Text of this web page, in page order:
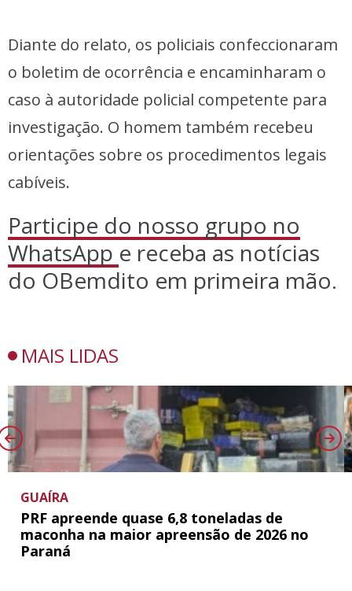
Diante do relato, os policiais confeccionaram
o boletim de ocorrência e encaminharam o
caso à autoridade policial competente para
investigação. O homem também recebeu
orientações sobre os procedimentos legais
cabíveis.
Participe do nosso grupo no
WhatsApp e receba as notícias
do OBemdito em primeira mão.
MAIS LIDAS
GUAÍRA
PRF apreende quase 6,8 toneladas de
maconha na maior apreensão de 2026 no
Paraná